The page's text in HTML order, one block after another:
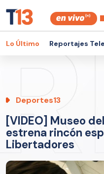
Lo Último Reportajes
Deportes13
[VIDEO] Museo
estrena rincón
Libertadores